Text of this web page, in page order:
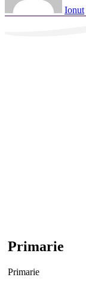
Ionut
Primarie
Primarie